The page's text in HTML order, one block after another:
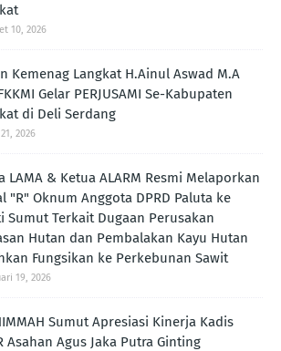
10, 2026
Kemenag Langkat H.Ainul Aswad M.A
Gelar PERJUSAMI Se-Kabupaten
di Deli Serdang
2026
LAMA & Ketua ALARM Resmi Melaporkan
"R" Oknum Anggota DPRD Paluta ke
Sumut Terkait Dugaan Perusakan
Hutan dan Pembalakan Kayu Hutan
Fungsikan ke Perkebunan Sawit
19, 2026
Sumut Apresiasi Kinerja Kadis
Asahan Agus Jaka Putra Ginting